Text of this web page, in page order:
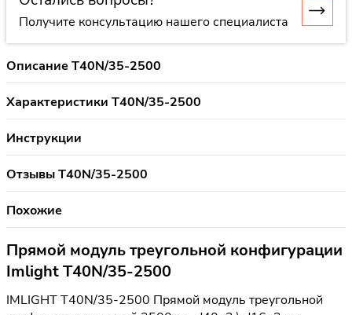
Получите консультацию нашего специалиста
Описание T40N/35-2500
Характеристики T40N/35-2500
Инструкции
Отзывы T40N/35-2500
Похожие
Прямой модуль треугольной конфигурации
Imlight T40N/35-2500
IMLIGHT T40N/35-2500 Прямой модуль треугольной